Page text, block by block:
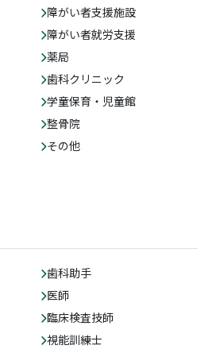
障がい者支援施設
障がい者就労支援
薬局
歯科クリニック
学童保育・児童館
整骨院
その他
歯科助手
医師
臨床検査技師
視能訓練士